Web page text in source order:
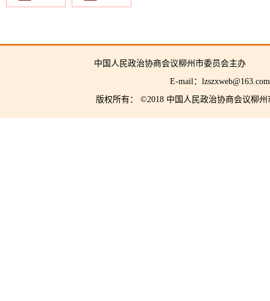
中国人民政治协商会议柳州市委员会
E-mail：
版权所有： ©2018 中国人民政治协